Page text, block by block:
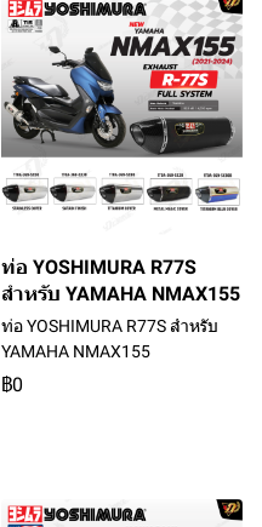
ท่อ YOSHIMURA R77S
สำหรับ YAMAHA NMAX155
ท่อ YOSHIMURA R77S สำหรับ
YAMAHA NMAX155
฿0